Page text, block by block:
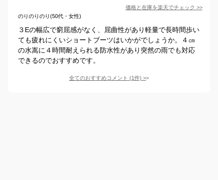
価格と在庫を楽天でチェック >>
のりのりのり(50代・女性)
３Eの幅広で窮屈感がなく、屈曲性があり軽量で長時間歩い
ても疲れにくいショートブーツはいかがでしょうか。４㎝
の水嵩に４時間耐えられる防水性があり突然の雨でも対応
できるのでおすすめです。
全てのおすすめコメント (1件) >